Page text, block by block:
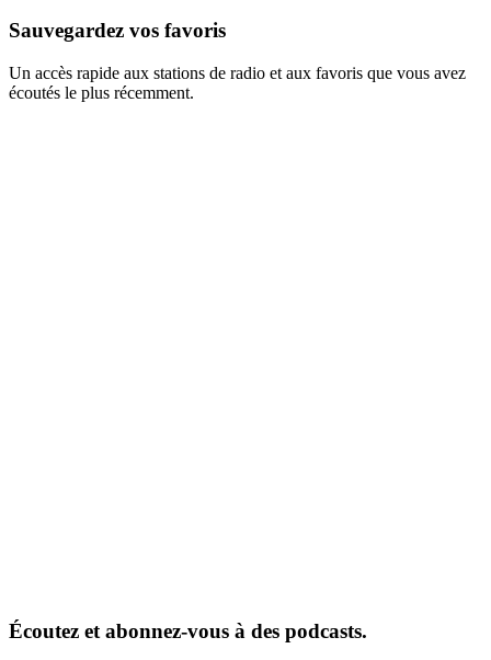
Sauvegardez vos favoris
Un accès rapide aux stations de radio et aux favoris que vous avez
écoutés le plus récemment.
Écoutez et abonnez-vous à des podcasts.